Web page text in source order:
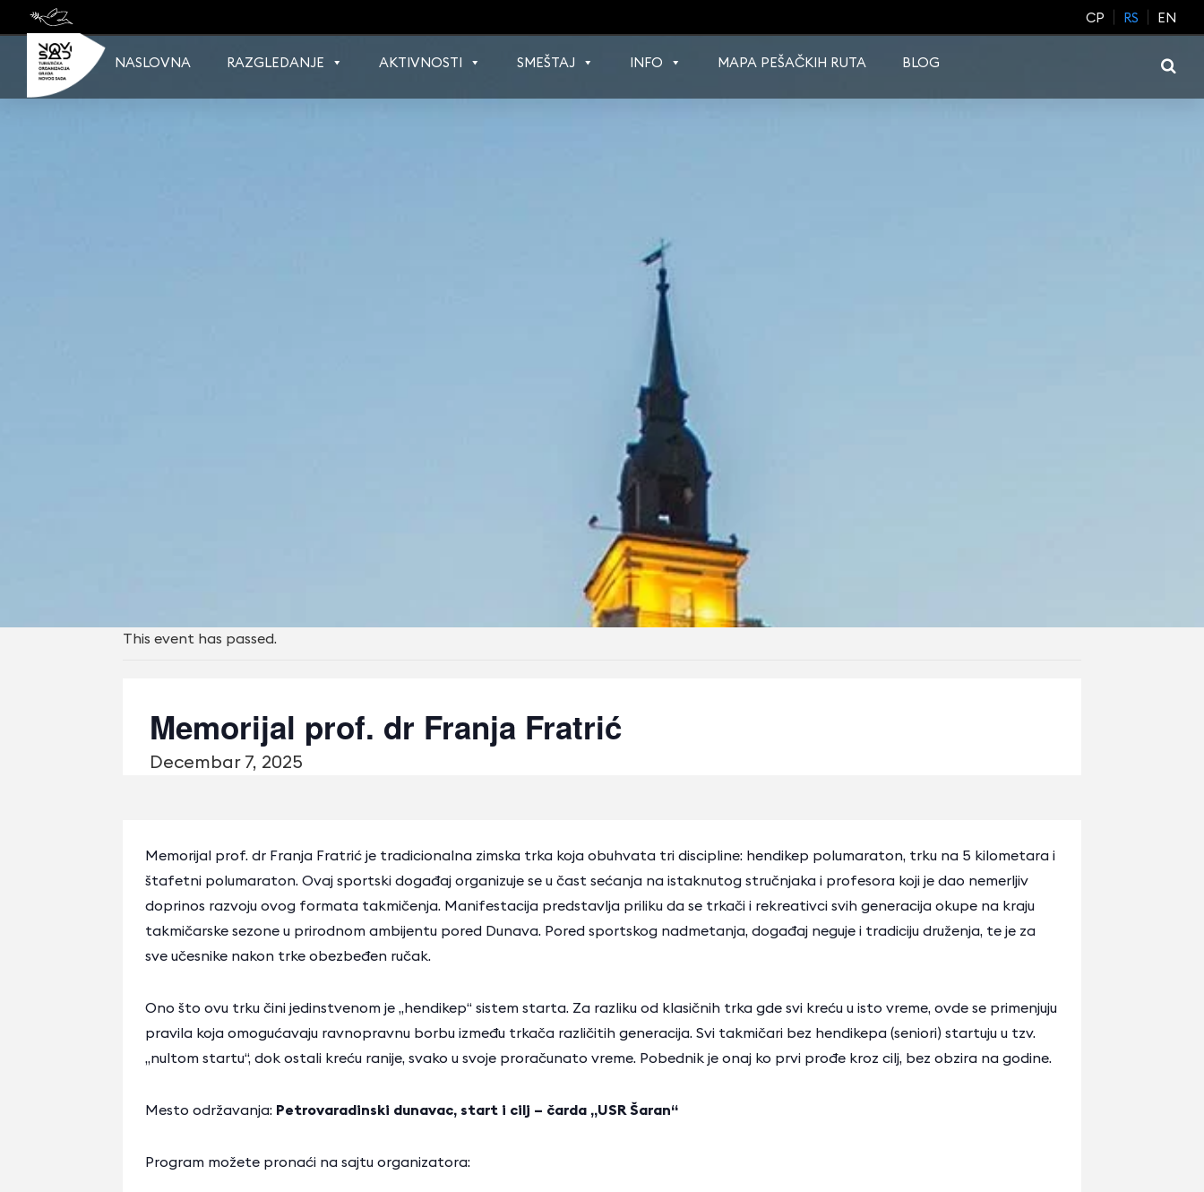
content
CP RS EN
NASLOVNA RAZGLEDANJE AKTIVNOSTI SMEŠTAJ INFO MAPA PEŠAČKIH RUTA BLOG
This event has passed.
Memorijal prof. dr Franja Fratrić
Decembar 7, 2025
Memorijal prof. dr Franja Fratrić je tradicionalna zimska trka koja obuhvata tri discipline: hendikep polumaraton, trku na 5 kilometara i
štafetni polumaraton. Ovaj sportski događaj organizuje se u čast sećanja na istaknutog stručnjaka i profesora koji je dao nemerljiv
doprinos razvoju ovog formata takmičenja. Manifestacija predstavlja priliku da se trkači i rekreativci svih generacija okupe na kraju
takmičarske sezone u prirodnom ambijentu pored Dunava. Pored sportskog nadmetanja, događaj neguje i tradiciju druženja, te je za
sve učesnike nakon trke obezbeđen ručak.
Ono što ovu trku čini jedinstvenom je „hendikep“ sistem starta. Za razliku od klasičnih trka gde svi kreću u isto vreme, ovde se primenjuju
pravila koja omogućavaju ravnopravnu borbu između trkača različitih generacija. Svi takmičari bez hendikepa (seniori) startuju u tzv.
„nultom startu“, dok ostali kreću ranije, svako u svoje proračunato vreme. Pobednik je onaj ko prvi prođe kroz cilj, bez obzira na godine.
Mesto održavanja: Petrovaradinski dunavac, start i cilj – čarda „USR Šaran“
Program možete pronaći na sajtu organizatora: